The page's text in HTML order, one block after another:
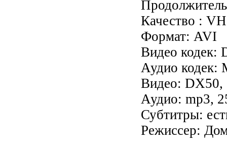
Качество :
Формат: AVI
Видео кодек:
Аудио кодек:
Видео: DX50,
Аудио: mp3,
Субтитры:
Режиссер: